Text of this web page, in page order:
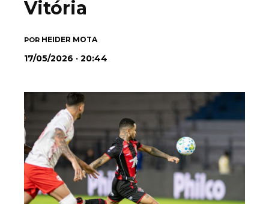
Vitória
POR HEIDER MOTA
17/05/2026 · 20:44